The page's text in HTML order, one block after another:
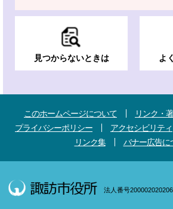
見つからないときは よ
このホームページについて
リンク・
プライバシーポリシー
アクセシビリティ
リンク集
バナー広告に
法人番号